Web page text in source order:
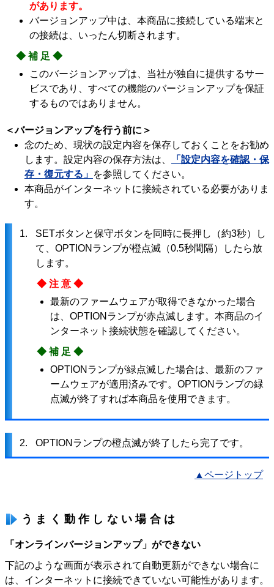
があります。
バージョンアップ中は、本商品に接続している端末と
の接続は、いったん切断されます。
◆補足◆
このバージョンアップは、当社が独自に提供するサー
ビスであり、すべての機能のバージョンアップを保証
するものではありません。
＜バージョンアップを行う前に＞
念のため、現状の設定内容を保存しておくことをお勧め
します。設定内容の保存方法は、
「設定内容を確認・保
存・復元する」 を参照してください。
本商品がインターネットに接続されている必要がありま
す。
1.
SETボタンと保守ボタンを同時に長押し（約3秒）し
て、OPTIONランプが橙点滅（0.5秒間隔）したら放
します。
◆注意◆
最新のファームウェアが取得できなかった場合
は、OPTIONランプが赤点滅します。本商品のイ
ンターネット接続状態を確認してください。
◆補足◆
OPTIONランプが緑点滅した場合は、最新のファ
ームウェアが適用済みです。OPTIONランプの緑
点滅が終了すれば本商品を使用できます。
2. OPTIONランプの橙点滅が終了したら完了です。
▲ページトップ
うまく動作しない場合は
「オンラインバージョンアップ」ができない
下記のような画面が表示されて自動更新ができない場合に
は、インターネットに接続できていない可能性があります。